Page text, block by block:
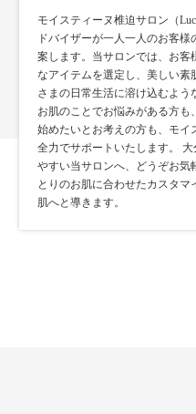
モイスティーヌ椎迫サロン（
ドバイザーが一人一人のお客
案します。当サロンでは、お客
なアイテムを選定し、美しい素
さまの日常生活に溶け込むよう
お肌のことでお悩みがある方
始めたいとお考えの方も、モイ
全力でサポートいたします。
やすい当サロンへ、どうぞお気
とりのお肌に合わせたカスタ
肌へと導きます。